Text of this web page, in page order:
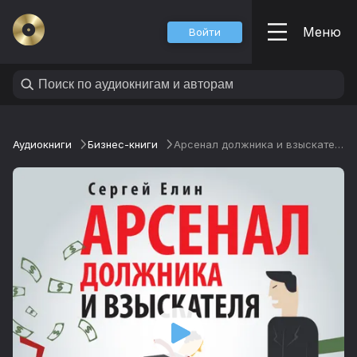
Войти Меню
Аудиокниги Бизнес-книги Арсенал должника и взыскателя